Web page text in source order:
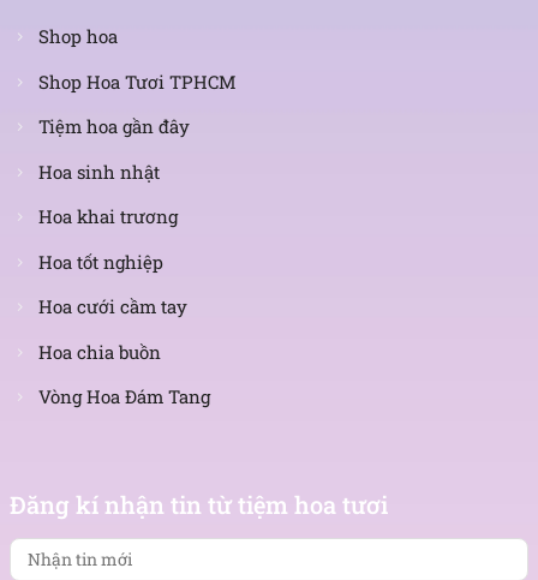
Shop hoa
Shop Hoa Tươi TPHCM
Tiệm hoa gần đây
Hoa sinh nhật
Hoa khai trương
Hoa tốt nghiệp
Hoa cưới cầm tay
Hoa chia buồn
Vòng Hoa Đám Tang
Đăng kí nhận tin từ tiệm hoa tươi
tin
mới